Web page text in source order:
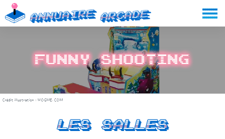
Skip
to
content
Annuaire Arcade
Crédit illustration : WOGME.COM
Funny Shooting
Les salles